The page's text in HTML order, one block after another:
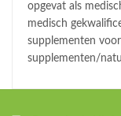
opgevat als
medisch
supplementen
supplementen/